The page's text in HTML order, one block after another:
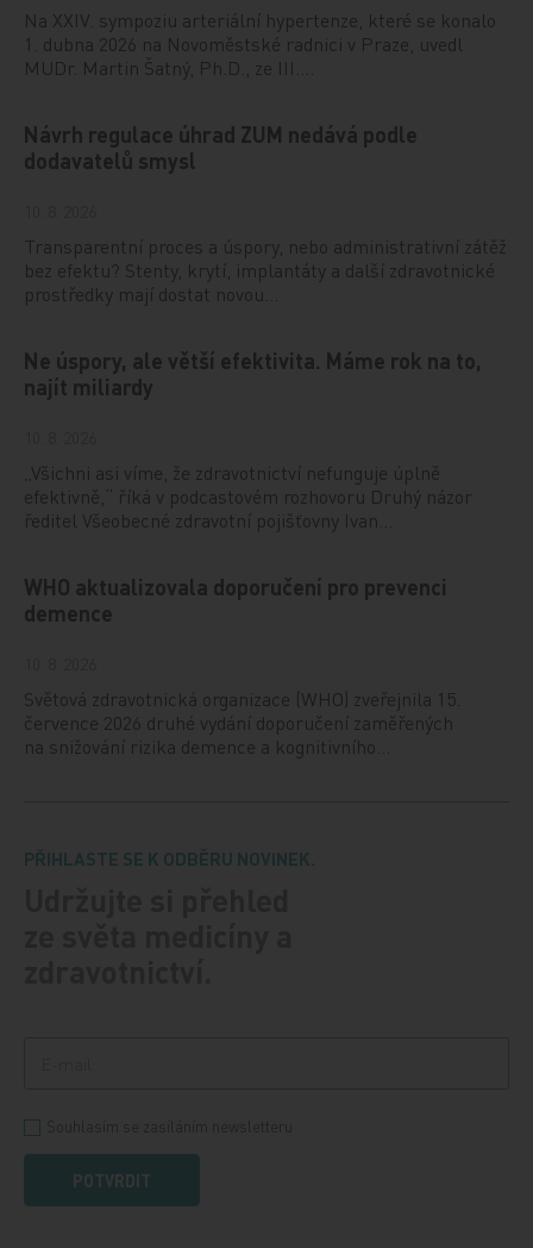
Na XXIV. sympoziu arteriální hypertenze, které se konalo
1. dubna 2026 na Novoměstské radnici v Praze, uvedl
MUDr. Martin Šatný, Ph.D., ze III.…
Návrh regulace úhrad ZUM nedává podle
dodavatelů smysl
Transparentní proces a úspory, nebo administrativní zátěž
bez efektu? Stenty, krytí, implantáty a další zdravotnické
prostředky mají dostat novou…
Ne úspory, ale větší efektivita. Máme rok na to,
najít miliardy
„Všichni asi víme, že zdravotnictví nefunguje úplně
efektivně,“ říká v podcastovém rozhovoru Druhý názor
ředitel Všeobecné zdravotní pojišťovny Ivan…
WHO aktualizovala doporučení pro prevenci
demence
Světová zdravotnická organizace (WHO) zveřejnila 15.
července 2026 druhé vydání doporučení zaměřených
na snižování rizika demence a kognitivního…
PŘIHLASTE SE K ODBĚRU NOVINEK.
POTVRDIT